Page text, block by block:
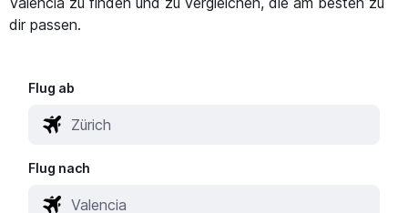
dir passen.
Flug ab
Flug nach